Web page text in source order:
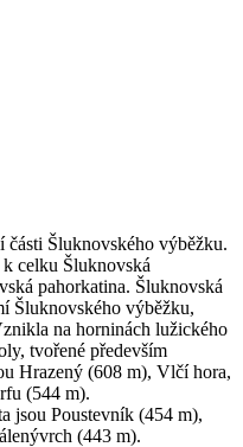
části Šluknovského výběžku.
celku Šluknovská
pahorkatina. Šluknovská
Šluknovského výběžku,
na horninách lužického
tvořené především
Hrazený (608 m), Vlčí hora,
(544 m).
jsou Poustevník (454 m),
(443 m).